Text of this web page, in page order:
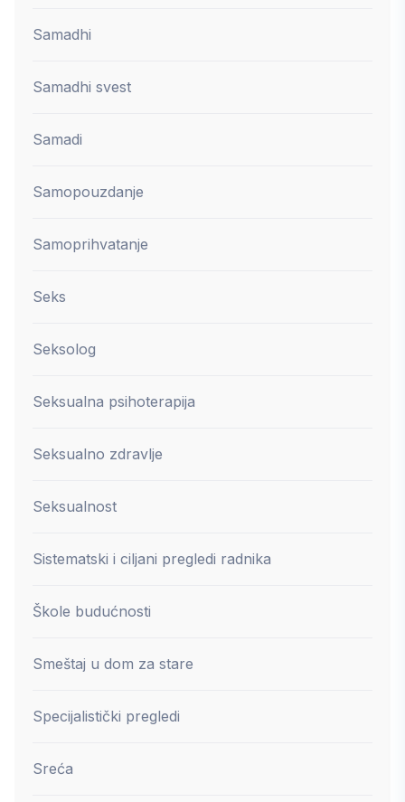
Samadhi
Samadhi svest
Samadi
Samopouzdanje
Samoprihvatanje
Seks
Seksolog
Seksualna psihoterapija
Seksualno zdravlje
Seksualnost
Sistematski i ciljani pregledi radnika
Škole budućnosti
Smeštaj u dom za stare
Specijalistički pregledi
Sreća